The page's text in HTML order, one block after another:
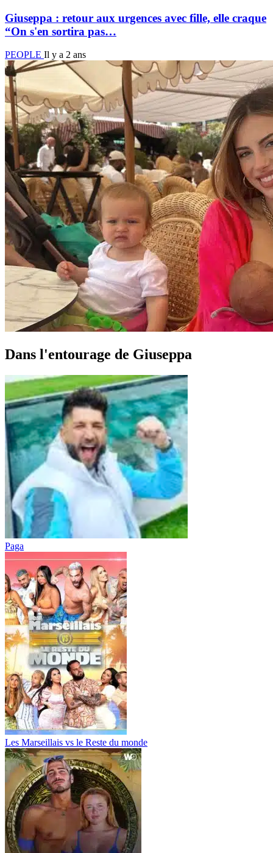
Giuseppa : retour aux urgences avec fille, elle craque
“On s'en sortira pas…
PEOPLE Il y a 2 ans
Dans l'entourage de Giuseppa
Paga
Les Marseillais vs le Reste du monde